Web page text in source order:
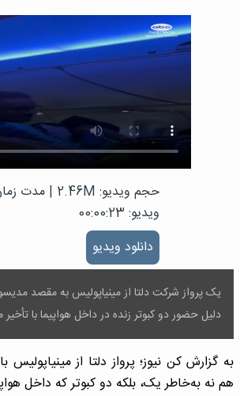
حجم ویدیو: 2.46M |مدت
ویدیو: 00:00:23
دانلود ویدیو
یک پرواز شرکت دلتا از مینیاپولیس به مقصد
دلیل حضور دو کبوتر زنده در داخل هواپیما با
به گزارش کن نیوز؛ پرواز دلتا از مینیاپولیس
هم نه به‌خاطر یک، بلکه دو کبوتر که داخل